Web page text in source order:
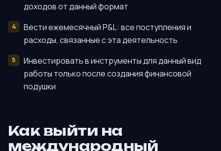
доходов от данный формат
Вести ежемесячный P&L: все поступления и
расходы, связанные с эта деятельность
Инвестировать в инструменты для данный вид
работы только после создания финансовой
подушки
Как выйти на
международный